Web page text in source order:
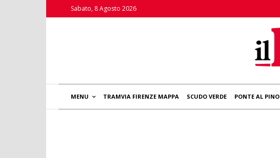
Sabato, 8 Agosto 2026
MENU TRAMVIA FIRENZE MAPPA SCUDO VERDE PONTE AL PINO